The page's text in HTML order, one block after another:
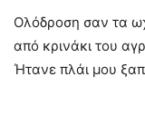
Ολόδροση σαν τα
από κρινάκι του
Ήτανε πλάι μου